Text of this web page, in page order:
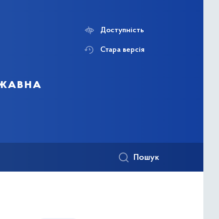
Доступність
Стара версія
Пошук